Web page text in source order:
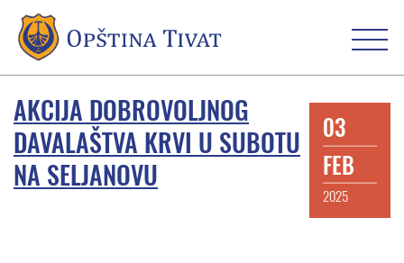
OPŠTINSKI INFO
O TIVTU
KONTAKT
AKCIJA DOBROVOLJNOG
DAVALAŠTVA KRVI U SUBOTU
NA SELJANOVU
03
FEB
2025